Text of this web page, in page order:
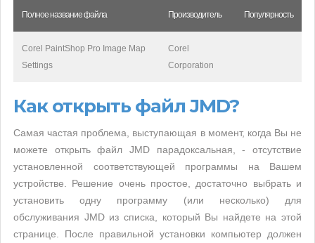
Полное название файла Производитель Популярность
Corel PaintShop Pro Image Map
Settings
Corel
Corporation
Как открыть файл JMD?
Самая частая проблема, выступающая в момент, когда Вы не
можете открыть файл JMD парадоксальная, - отсутствие
установленной соответствующей программы на Вашем
устройстве. Решение очень простое, достаточно выбрать и
установить одну программу (или несколько) для
обслуживания JMD из списка, который Вы найдете на этой
странице. После правильной установки компьютер должен